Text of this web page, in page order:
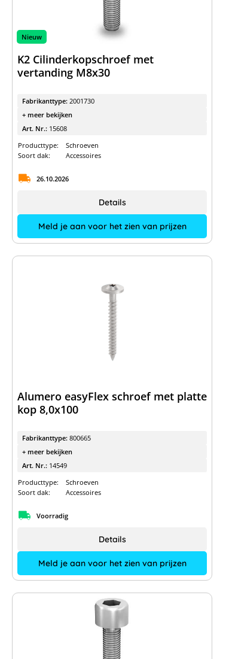
Nieuw
K2 Cilinderkopschroef met
vertanding M8x30
Fabrikanttype: 2001730
+ meer bekijken
Art. Nr.: 15608
Producttype:
Schroeven
Soort dak:
Accessoires
26.10.2026
Meld je aan voor het zien van prijzen
Details
Alumero easyFlex schroef met platte
kop 8,0x100
Fabrikanttype: 800665
+ meer bekijken
Art. Nr.: 14549
Producttype:
Schroeven
Soort dak:
Accessoires
Voorradig
Meld je aan voor het zien van prijzen
Details